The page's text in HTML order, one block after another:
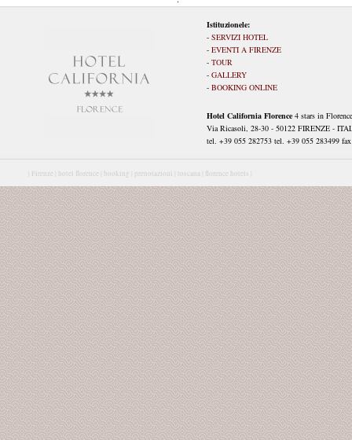
Istituzionele:
- SERVIZI HOTEL
- EVENTI A FIRENZE
- TOUR
- GALLERY
- BOOKING ONLINE
Hotel California Florence 4 stars in Florence
Via Ricasoli, 28-30 - 50122 FIRENZE -
tel. +39 055 282753 tel. +39 055 283499
Firenze | hotel florence | booking | prenotazioni | toscana | florence hotels |